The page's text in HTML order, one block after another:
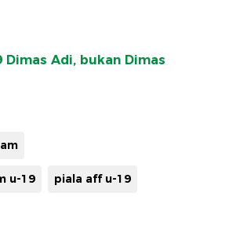
Dimas Adi, bukan Dimas
u-19 piala aff u-19